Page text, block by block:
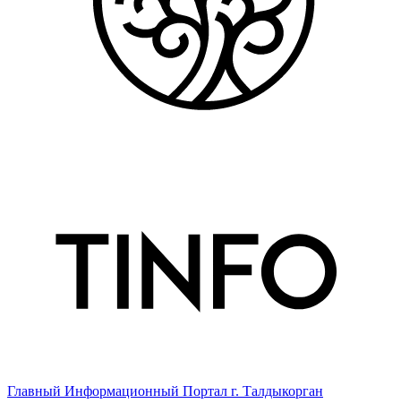
Главный Информационный Портал г. Талдыкорган